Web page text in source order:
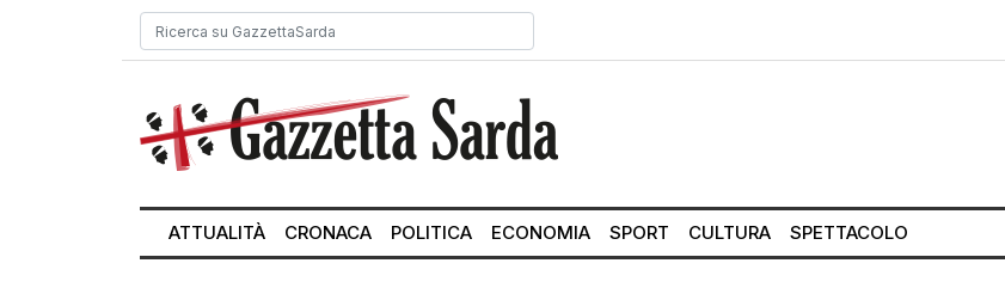
ATTUALITÀ CRONACA POLITICA ECONOMIA SPORT CULTURA SPETTACOLO